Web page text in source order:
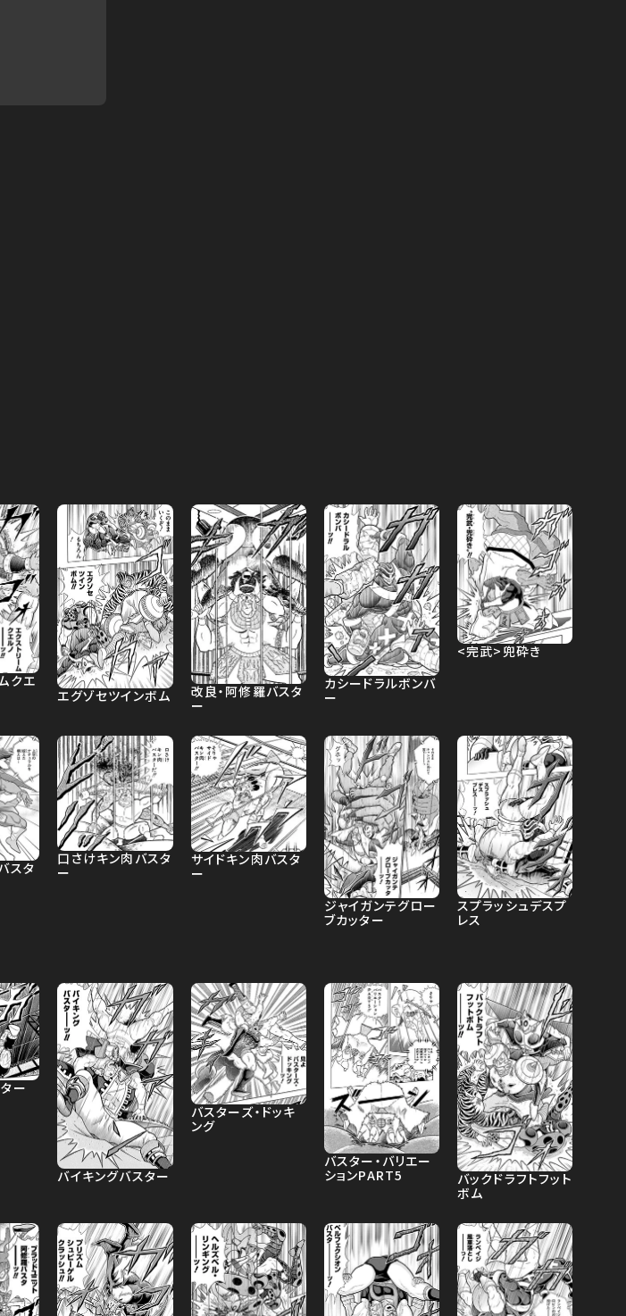
クエ
エグゾセツインボム
改良・阿修羅バスタ
ー
カシードラルボンバ
ー
<完武>兜砕き
スタ
口さけキン肉バスタ
ー
サイドキン肉バスタ
ー
ジャイガンテグロー
ブカッター
スプラッシュデスプ
レス
ー
バイキングバスター
バスターズ・ドッキ
ング
バスター・バリエー
ションPART5
バックドラフトフット
ボム